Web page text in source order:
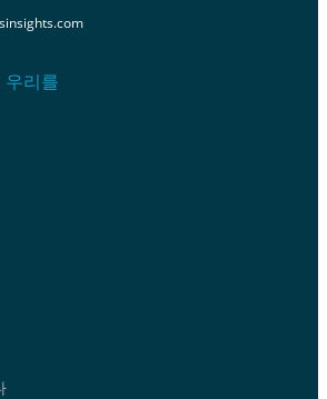
우리를